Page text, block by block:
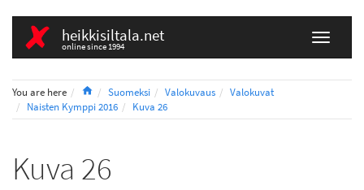
heikkisiltala.net
online since 1994
You are here HomeSuomeksi Valokuvaus
Valokuvat
Naisten Kymppi 2016
Kuva 26
Kuva 26